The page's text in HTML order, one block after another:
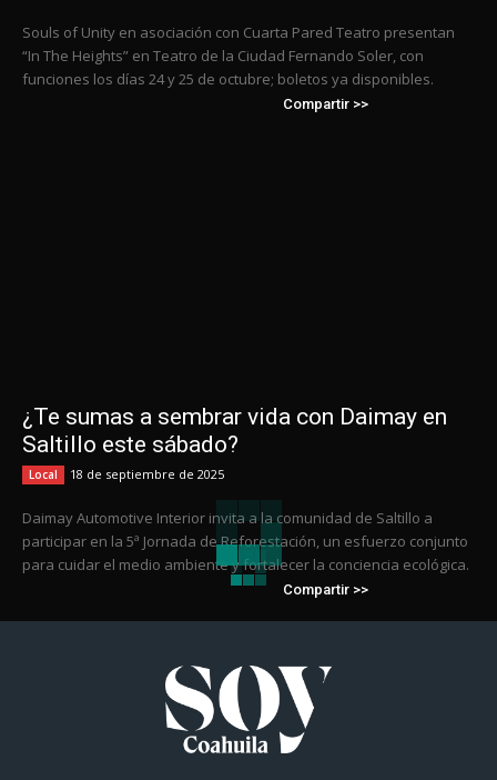
Souls of Unity en asociación con Cuarta Pared Teatro presentan
“In The Heights” en Teatro de la Ciudad Fernando Soler, con
funciones los días 24 y 25 de octubre; boletos ya disponibles.
Compartir >>
¿Te sumas a sembrar vida con Daimay en
Saltillo este sábado?
Local 18 de septiembre de 2025
Daimay Automotive Interior invita a la comunidad de Saltillo a
participar en la 5ª Jornada de Reforestación, un esfuerzo conjunto
para cuidar el medio ambiente y fortalecer la conciencia ecológica.
Compartir >>